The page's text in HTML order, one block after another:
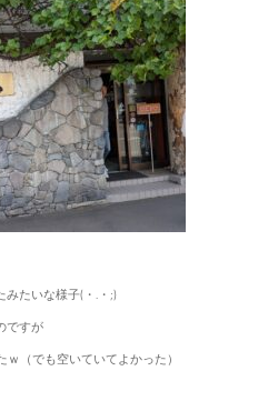
みたいな様子(・.・;)
ですが
（でも空いていてよかった）